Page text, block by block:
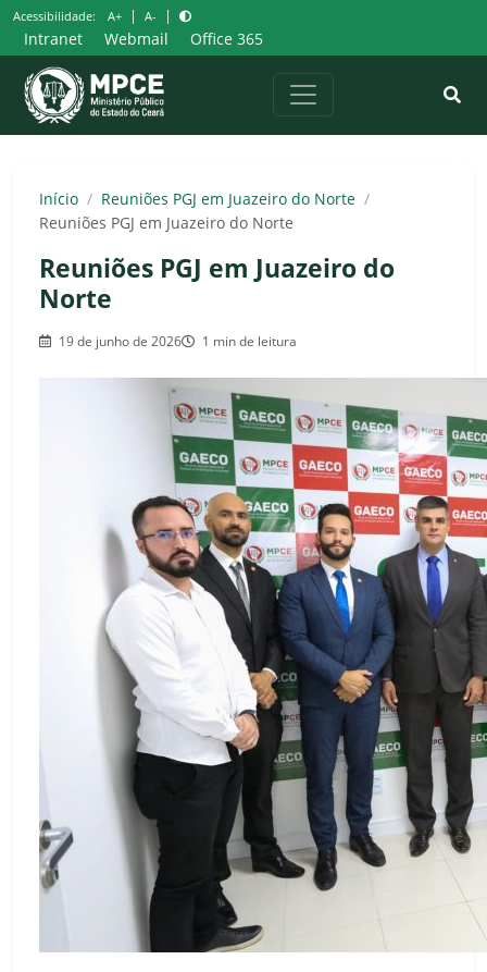
Pular
para
o
conteúdo
Acessibilidade: A+ | A- |
Intranet Webmail Office 365
Início / Reuniões PGJ em Juazeiro do Norte /
Reuniões PGJ em Juazeiro do Norte
Reuniões PGJ em Juazeiro do
Norte
19 de junho de 2026 1 min de leitura